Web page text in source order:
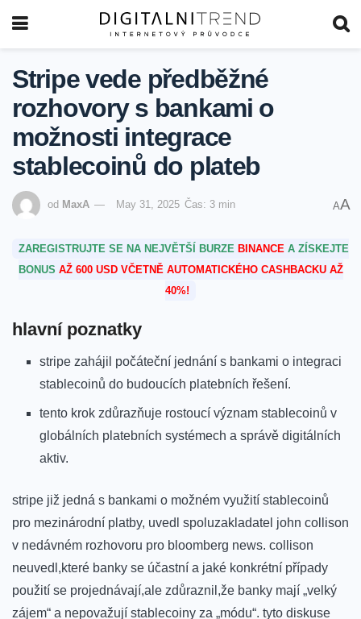
Stripe vede předběžné
rozhovory s bankami o
možnosti integrace
stablecoinů do plateb
od MaxA May 31, 2025 Čas: 3 min AA
ZAREGISTRUJTE SE NA NEJVĚTŠÍ BURZE BINANCE A ZÍSKEJTE
BONUS AŽ 600 USD VČETNĚ AUTOMATICKÉHO CASHBACKU AŽ
40%!
hlavní poznatky
stripe zahájil počáteční jednání s bankami o integraci
stablecoinů do budoucích platebních řešení.
tento krok zdůrazňuje rostoucí význam stablecoinů v
globálních platebních systémech a správě digitálních
aktiv.
stripe již jedná s bankami o možném využití stablecoinů
pro mezinárodní platby, uvedl spoluzakladatel john collison
v nedávném rozhovoru pro bloomberg news. collison
neuvedl,které banky se účastní a jaké konkrétní případy
použití se projednávají,ale zdůraznil,že banky mají „velký
zájem“ a nepovažují stablecoiny za „módu“. tyto diskuse